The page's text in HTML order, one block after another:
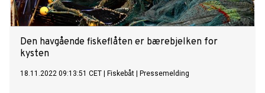
Den havgående fiskeflåten er bærebjelken for
kysten
18.11.2022 09:13:51 CET Fiskebåt Pressemelding